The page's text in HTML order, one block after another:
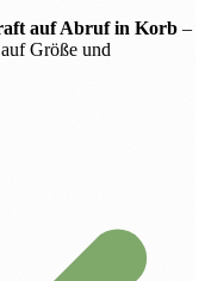
auf Abruf in Korb –
Größe und